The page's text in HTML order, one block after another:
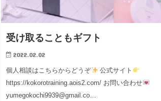
受け取ることもギフト
2022.02.02
個人相談はこちらからどうぞ
公式サイト
https://kokorotraining.aois2.com/ お問い合わせ
yumegokochi9939@gmail.co…